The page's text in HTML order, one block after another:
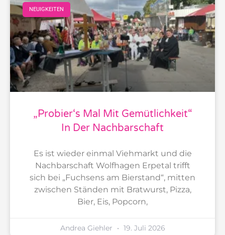
NEUIGKEITEN
„Probier‘s Mal Mit Gemütlichkeit“
In Der Nachbarschaft
Es ist wieder einmal Viehmarkt und die
Nachbarschaft Wolfhagen Erpetal trifft
sich bei „Fuchsens am Bierstand“, mitten
zwischen Ständen mit Bratwurst, Pizza,
Bier, Eis, Popcorn,
Andrea Giehler 19. Juli 2026